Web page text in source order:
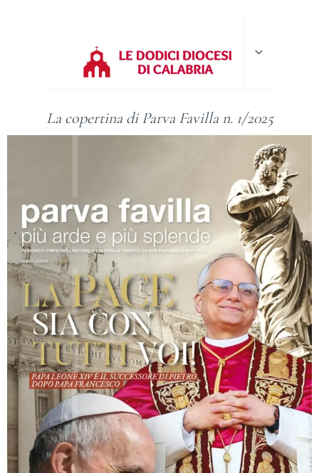
figlio
La copertina di Parva Favilla n. 1/2025